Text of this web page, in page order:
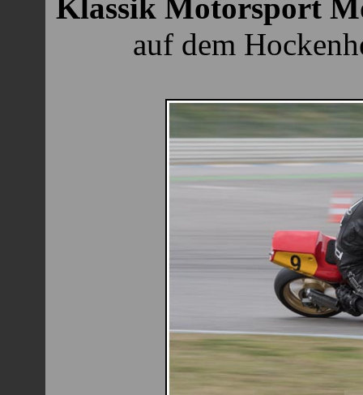
Klassik Motorsport
auf dem